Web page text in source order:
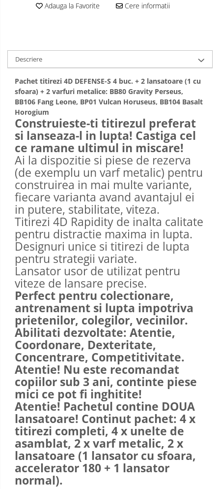
Adauga la Favorite Cere informatii
Descriere
Pachet titirezi 4D DEFENSE-S 4 buc. + 2 lansatoare (1 cu
sfoara) + 2 varfuri metalice: BB80 Gravity Perseus,
BB106 Fang Leone, BP01 Vulcan Horuseus, BB104 Basalt
Horogium
Construieste-ti titirezul preferat
si lanseaza-l in lupta! Castiga cel
ce ramane ultimul in miscare!
Ai la dispozitie si piese de rezerva
(de exemplu un varf metalic) pentru
construirea in mai multe variante,
fiecare varianta avand avantajul ei
in putere, stabilitate, viteza.
Titirezi 4D Rapidity de inalta calitate
pentru distractie maxima in lupta.
Designuri unice si titirezi de lupta
pentru strategii variate.
Lansator usor de utilizat pentru
viteze de lansare precise.
Perfect pentru colectionare,
antrenament si lupta impotriva
prietenilor, colegilor, vecinilor.
Abilitati dezvoltate: Atentie,
Coordonare, Dexteritate,
Concentrare, Competitivitate.
Atentie! Nu este recomandat
copiilor sub 3 ani, continte piese
mici ce pot fi inghitite!
Atentie! Pachetul contine DOUA
lansatoare! Continut pachet: 4 x
titirezi completi, 4 x unelte de
asamblat, 2 x varf metalic, 2 x
lansatoare (1 lansator cu sfoara,
accelerator 180 + 1 lansator
normal).